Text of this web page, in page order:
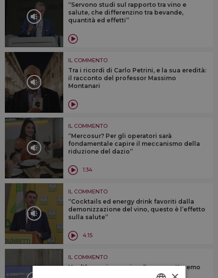
“Servono studi sul rapporto tra vino e
salute, che differenzino tra bevande,
quantità ed effetti”
IL COMMENTO
Tra i ricordi di Carlo Petrini, e la sua eredità:
il racconto del professor Massimo
Montanari
IL COMMENTO
“Mercosur? Per gli operatori sarà
fondamentale capire il meccanismo della
riduzione del dazio”
1:34
IL COMMENTO
“Cocktails ed energy drink favoriti dalla
demonizzazione del vino, questo è l’effetto
sulla salute”
4:15
IL COMMENTO
Health warnings e vino: “non accetteremo
mai etichette che spaventano il